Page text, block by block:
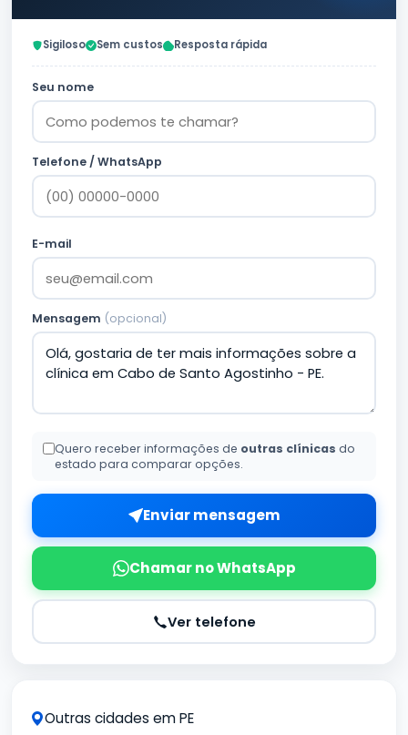
Sigiloso Sem custos Resposta rápida
Seu nome
Telefone / WhatsApp
E-mail
Mensagem (opcional)
Quero receber informações de outras clínicas do
estado para comparar opções.
Enviar mensagem
Chamar no WhatsApp
Ver telefone
Outras cidades em PE